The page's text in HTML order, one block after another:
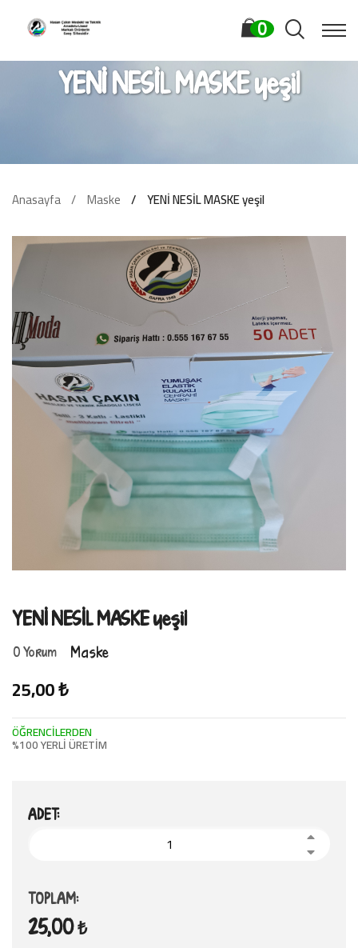
0
YENİ NESİL MASKE yeşil
Anasayfa Maske YENİ NESİL MASKE yeşil
YENİ NESİL MASKE yeşil
0 Yorum Maske
25,00 ₺
ÖĞRENCİLERDEN
%100 YERLİ ÜRETİM
ADET:
TOPLAM:
25,00 ₺